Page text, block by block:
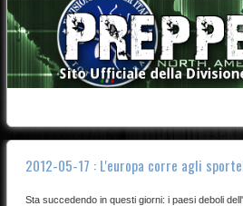
2012-05-17 : L'europa corre agli
Sta succedendo in questi giorni: i paesi deboli